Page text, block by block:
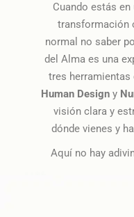
Cuando estás
transformación
normal no saber
del Alma es una
tres herramientas
Human Designy
visión clara y
dónde vienes y
Aquí no hay